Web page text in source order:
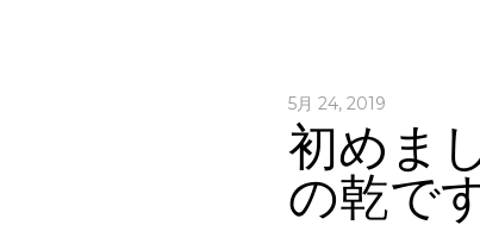
5月 24, 2019
初めま
の乾で